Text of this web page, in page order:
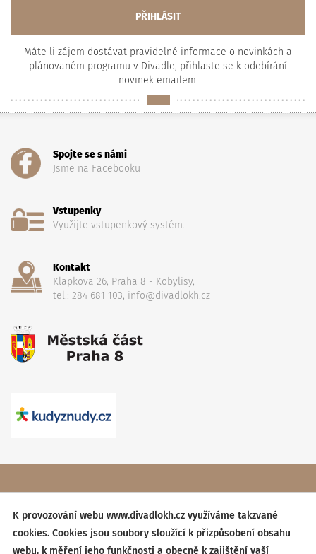
Máte li zájem dostávat pravidelné informace o novinkách a
plánovaném programu v Divadle, přihlaste se k odebírání
novinek emailem.
Spojte se s námi
Jsme na Facebooku
Vstupenky
Využijte vstupenkový systém...
Kontakt
Klapkova 26, Praha 8 - Kobylisy,
tel.: 284 681 103, info@divadlokh.cz
vyhrazena,Obchodní podmínky
Created by:BESTSITE| Design: StudioSCHNEIDER
K provozování webu www.divadlokh.cz využíváme takzvané
cookies. Cookies jsou soubory sloužící k přizpůsobení obsahu
webu, k měření jeho funkčnosti a obecně k zajištění vaší